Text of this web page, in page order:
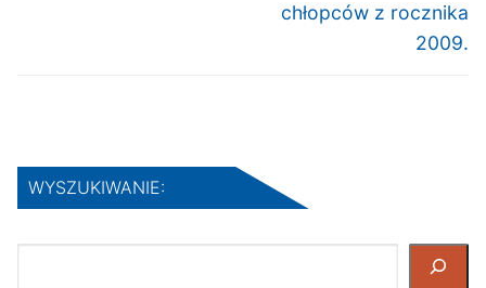
chłopców z rocznika
2009.
WYSZUKIWANIE: